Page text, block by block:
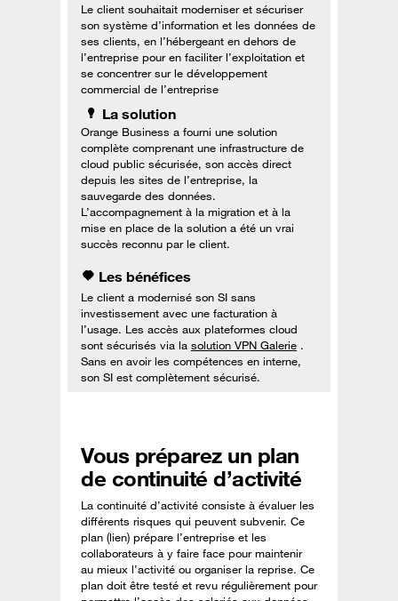
Le client souhaitait moderniser et sécuriser
son système d’information et les données de
ses clients, en l’hébergeant en dehors de
l’entreprise pour en faciliter l’exploitation et
se concentrer sur le développement
commercial de l’entreprise
La solution
Orange Business a fourni une solution
complète comprenant une infrastructure de
cloud public sécurisée, son accès direct
depuis les sites de l’entreprise, la
sauvegarde des données.
L’accompagnement à la migration et à la
mise en place de la solution a été un vrai
succès reconnu par le client.
Les bénéfices
Le client a modernisé son SI sans
investissement avec une facturation à
l’usage. Les accès aux plateformes cloud
sont sécurisés via la solution VPN Galerie .
Sans en avoir les compétences en interne,
son SI est complètement sécurisé.
Vous préparez un plan
de continuité d’activité
La continuité d’activité consiste à évaluer les
différents risques qui peuvent subvenir. Ce
plan (lien) prépare l’entreprise et les
collaborateurs à y faire face pour maintenir
au mieux l’activité ou organiser la reprise. Ce
plan doit être testé et revu régulièrement pour